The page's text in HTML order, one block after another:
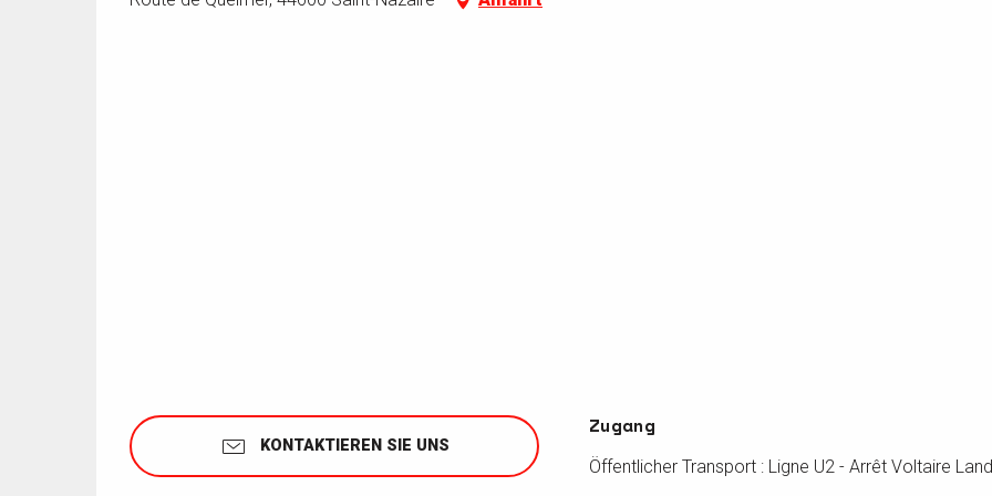
KONTAKTIEREN SIE UNS
Zugang
Zugang
Öffentlicher Transport : Ligne U2 - Arrêt Voltaire